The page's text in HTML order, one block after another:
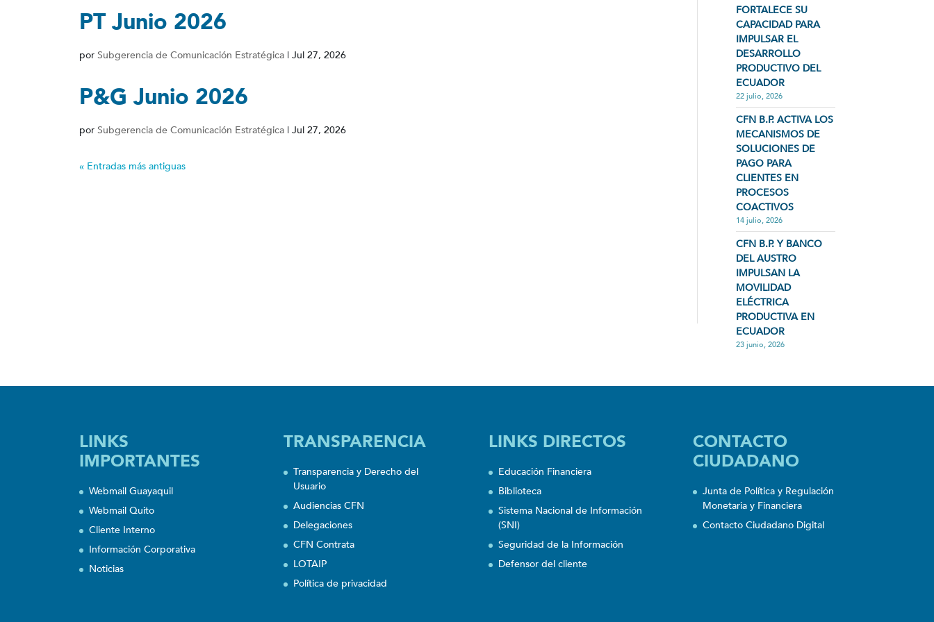
PT Junio 2026
por Subgerencia de Comunicación Estratégica | Jul 27, 2026
P&G Junio 2026
por Subgerencia de Comunicación Estratégica | Jul 27, 2026
« Entradas más antiguas
FORTALECE SU
CAPACIDAD PARA
IMPULSAR EL
DESARROLLO
PRODUCTIVO DEL
ECUADOR
22 julio, 2026
CFN B.P. ACTIVA LOS
MECANISMOS DE
SOLUCIONES DE
PAGO PARA
CLIENTES EN
PROCESOS
COACTIVOS
14 julio, 2026
CFN B.P. Y BANCO
DEL AUSTRO
IMPULSAN LA
MOVILIDAD
ELÉCTRICA
PRODUCTIVA EN
ECUADOR
23 junio, 2026
LINKS
IMPORTANTES
Webmail Guayaquil
Webmail Quito
Cliente Interno
Información Corporativa
Noticias
TRANSPARENCIA
Transparencia y Derecho del
Usuario
Audiencias CFN
Delegaciones
CFN Contrata
LOTAIP
Política de privacidad
LINKS DIRECTOS
Educación Financiera
Biblioteca
Sistema Nacional de Información
(SNI)
Seguridad de la Información
Defensor del cliente
CONTACTO
CIUDADANO
Junta de Política y Regulación
Monetaria y Financiera
Contacto Ciudadano Digital